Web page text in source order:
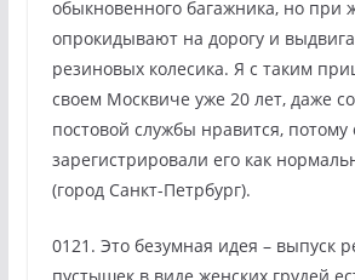
обыкновенного багажника, но при
опрокидывают на дорогу и
резиновых колесика. Я с таким
своем Москвиче уже 20 лет, даже
постовой службы нравится, потому
зарегистрировали его как
(город Санкт-Петрбург).
0121. Это безумная идея – выпуск